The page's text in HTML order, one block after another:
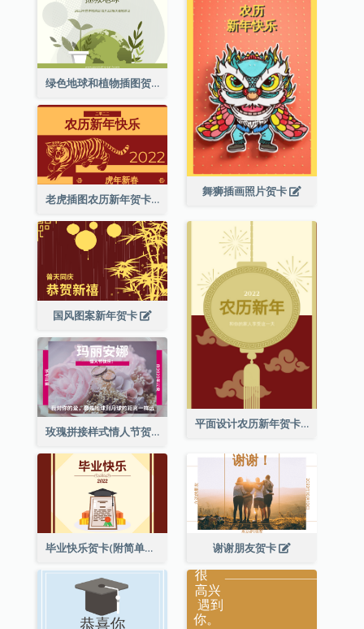
绿色地球和植物插图贺卡
舞狮插画照片贺卡
老虎插图农历新年贺卡
国风图案新年贺卡
平面设计农历新年贺卡与装饰
玫瑰拼接样式情人节贺卡
毕业快乐贺卡(附简单配图) 谢谢朋友贺卡